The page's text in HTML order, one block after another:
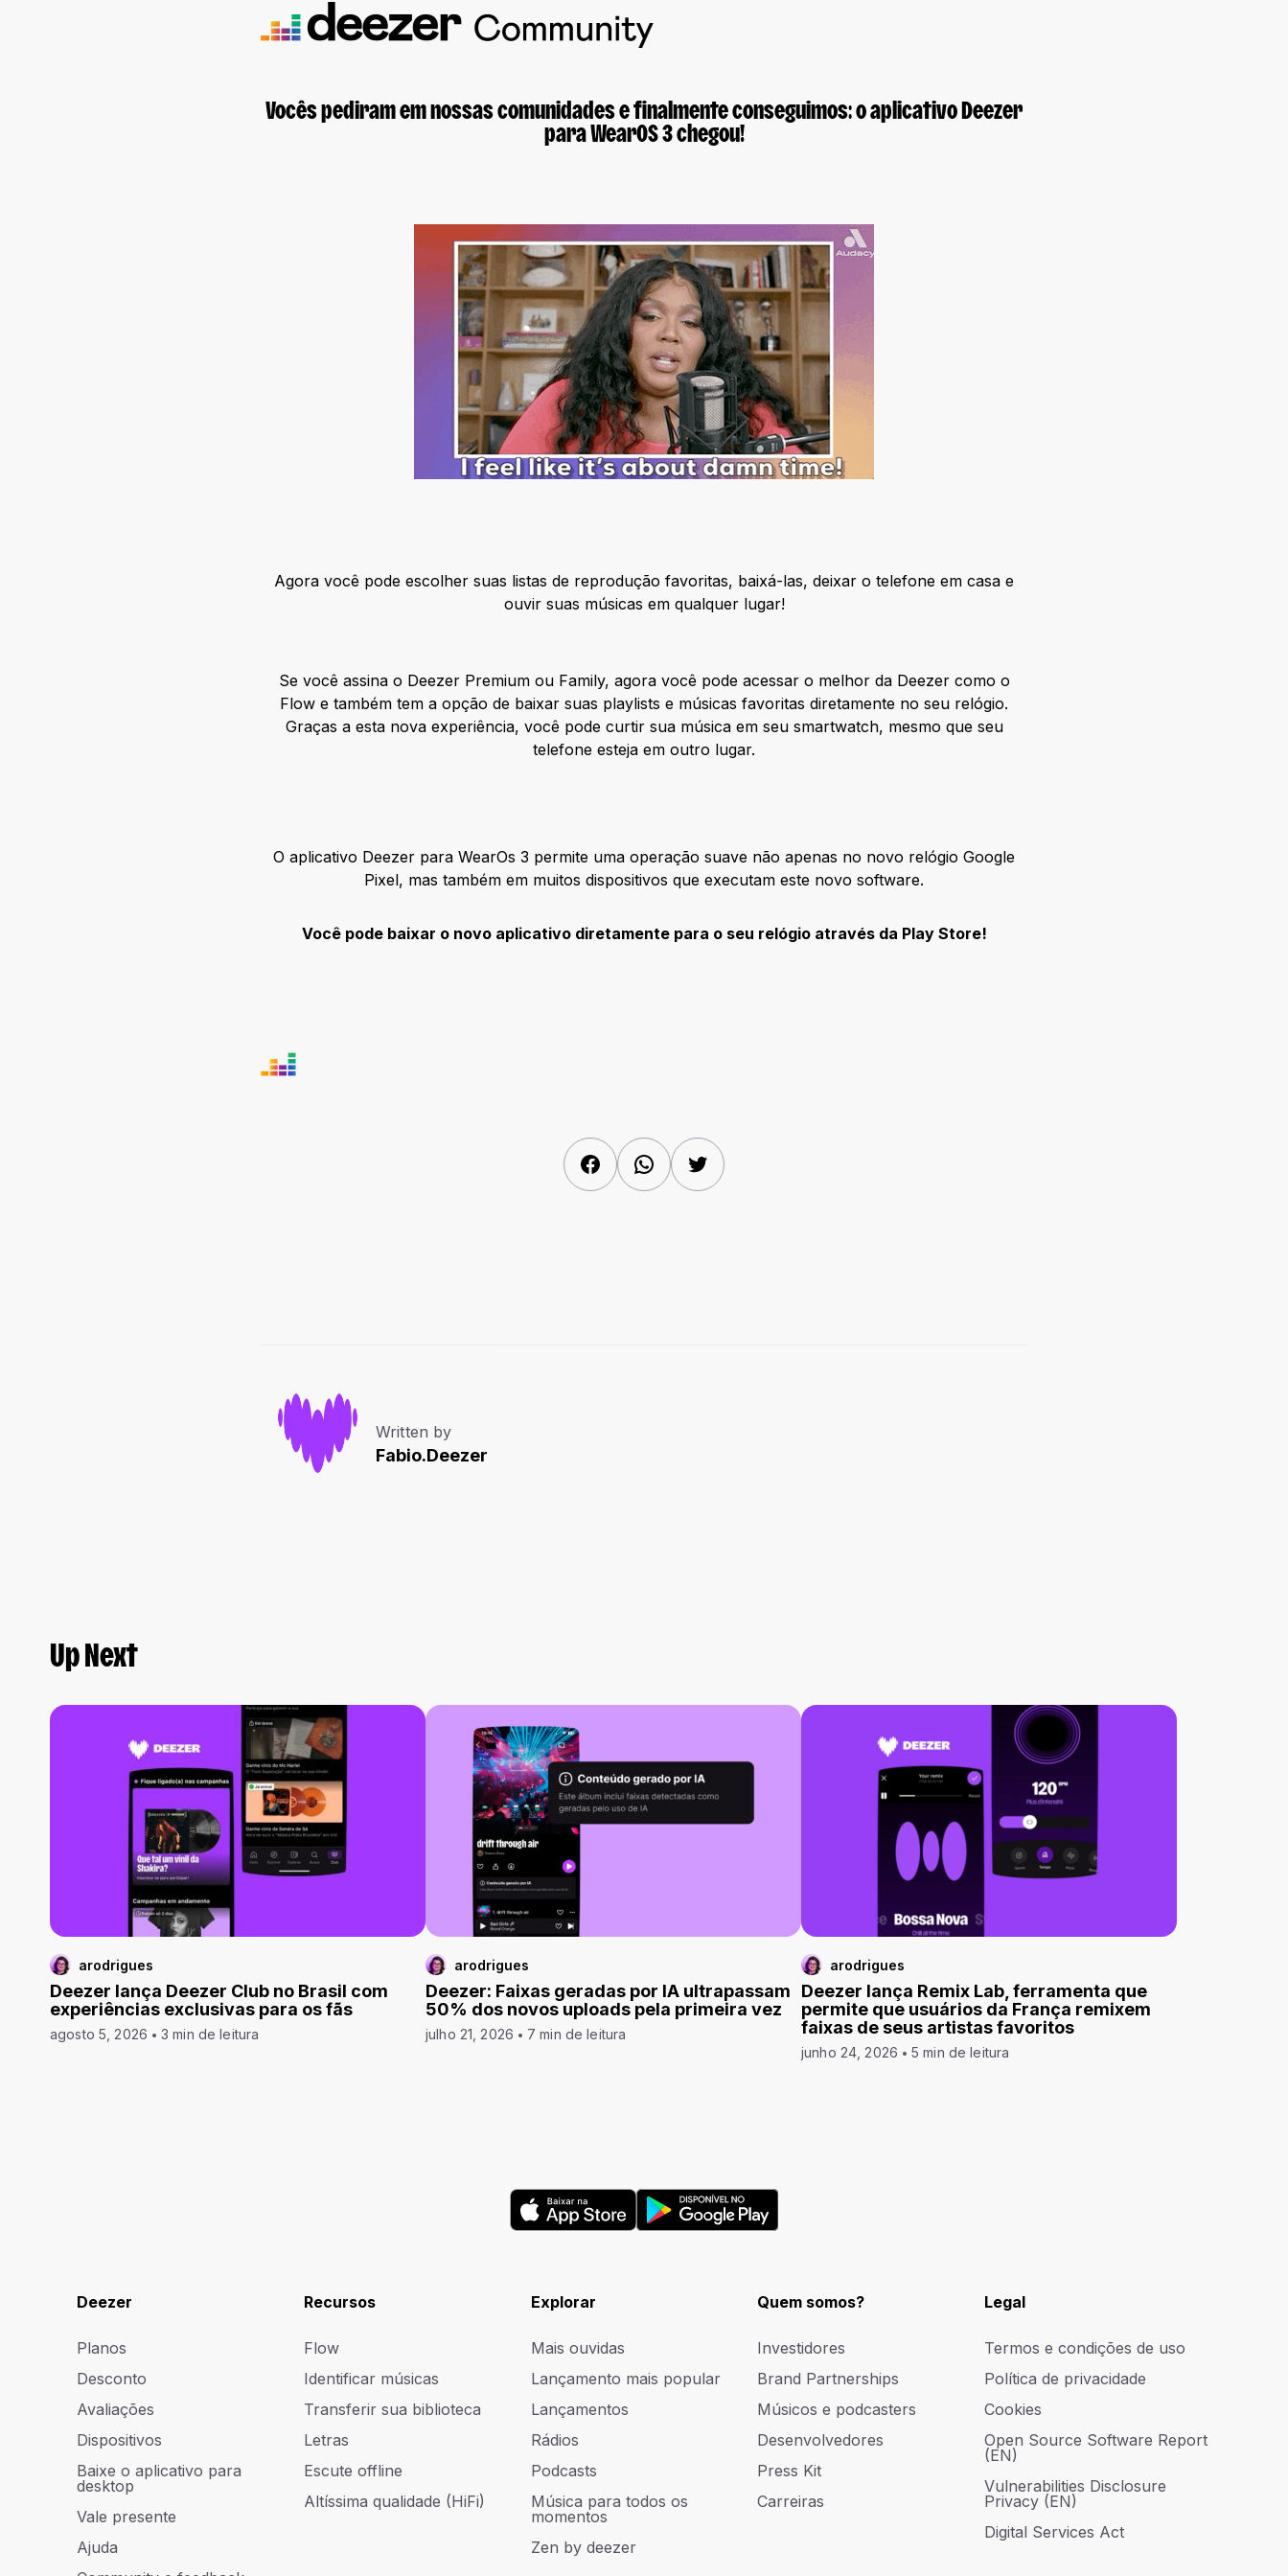
Vocês pediram em nossas comunidades e finalmente conseguimos: o aplicativo Deezer
para WearOS 3 chegou!
Agora você pode escolher suas listas de reprodução favoritas, baixá-las, deixar o telefone em casa e
ouvir suas músicas em qualquer lugar!
Se você assina o Deezer Premium ou Family, agora você pode acessar o melhor da Deezer como o
Flow e também tem a opção de baixar suas playlists e músicas favoritas diretamente no seu relógio.
Graças a esta nova experiência, você pode curtir sua música em seu smartwatch, mesmo que seu
telefone esteja em outro lugar.
O aplicativo Deezer para WearOs 3 permite uma operação suave não apenas no novo relógio Google
Pixel, mas também em muitos dispositivos que executam este novo software.
Você pode baixar o novo aplicativo diretamente para o seu relógio através da Play Store!
FacebookWhatsAppTwitter
Written by
Fabio.Deezer
Up Next
arodrigues
Deezer lança Deezer Club no Brasil com
experiências exclusivas para os fãs
agosto 5, 2026 3 min de leitura
arodrigues
Deezer: Faixas geradas por IA ultrapassam
50% dos novos uploads pela primeira vez
julho 21, 2026 7 min de leitura
arodrigues
Deezer lança Remix Lab, ferramenta que
permite que usuários da França remixem
faixas de seus artistas favoritos
junho 24, 2026 5 min de leitura
Deezer
Planos
Desconto
Avaliações
Dispositivos
Baixe o aplicativo para
desktop
Vale presente
Ajuda
Recursos
Flow
Identificar músicas
Transferir sua biblioteca
Letras
Escute offline
Altíssima qualidade (HiFi)
Explorar
Mais ouvidas
Lançamento mais popular
Lançamentos
Rádios
Podcasts
Música para todos os
momentos
Zen by deezer
Quem somos?
Investidores
Brand Partnerships
Músicos e podcasters
Desenvolvedores
Press Kit
Carreiras
Legal
Termos e condições de uso
Política de privacidade
Cookies
Open Source Software Report
(EN)
Vulnerabilities Disclosure
Privacy (EN)
Digital Services Act